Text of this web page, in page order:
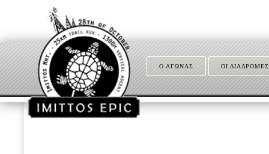
Ο ΑΓΩΝΑΣ ΟΙ ΔΙΑΔΡΟΜΕΣ